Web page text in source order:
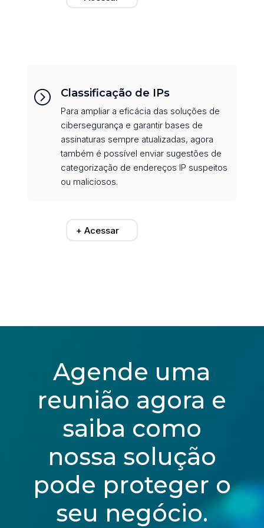
= Classificação de IPs
Para ampliar a eficácia das soluções de
cibersegurança e garantir bases de
assinaturas sempre atualizadas, agora
também é possível enviar sugestões de
categorização de endereços IP suspeitos
ou maliciosos.
+ Acessar
Agende uma
reunião agora e
saiba como
nossa solução
pode proteger o
seu negócio.